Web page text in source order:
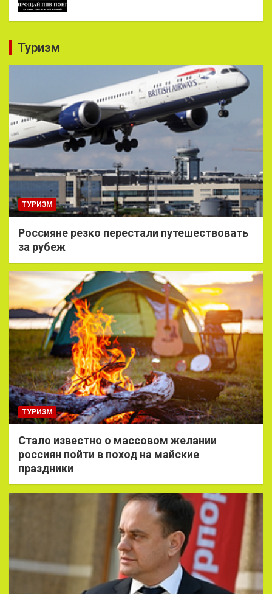
Туризм
ТУРИЗМ
Россияне резко перестали путешествовать
за рубеж
ТУРИЗМ
Стало известно о массовом желании
россиян пойти в поход на майские
праздники